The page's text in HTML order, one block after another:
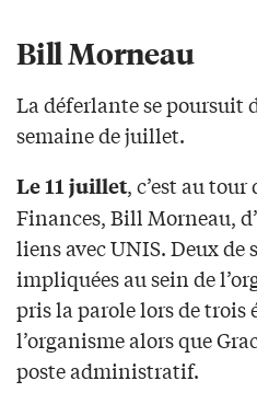
Bill Morneau
La déferlante se poursuit
semaine de juillet.
Le 11 juillet, c’est au
Finances, Bill Morneau,
liens avec UNIS. Deux de
impliquées au sein de
pris la parole lors de trois
l’organisme alors que
poste administratif.